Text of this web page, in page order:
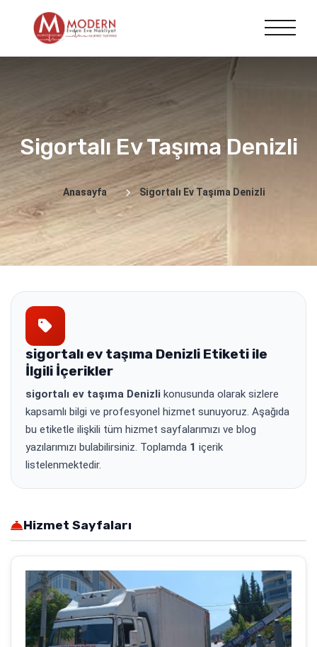
Sigortalı Ev Taşıma Denizli
Anasayfa Sigortalı Ev Taşıma Denizli
sigortalı ev taşıma Denizli Etiketi ile
İlgili İçerikler
sigortalı ev taşıma Denizli konusunda olarak sizlere
kapsamlı bilgi ve profesyonel hizmet sunuyoruz. Aşağıda
bu etiketle ilişkili tüm hizmet sayfalarımızı ve blog
yazılarımızı bulabilirsiniz. Toplamda 1 içerik
listelenmektedir.
Hizmet Sayfaları